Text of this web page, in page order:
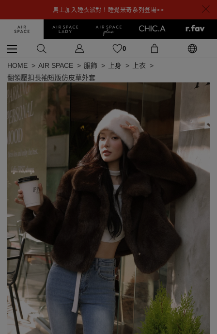
馬上加入睡衣派對！睡覺米奇系列登場>>
0
HOME AIR SPACE 服飾 上身
上衣
翻領壓扣長袖短版仿皮草外套